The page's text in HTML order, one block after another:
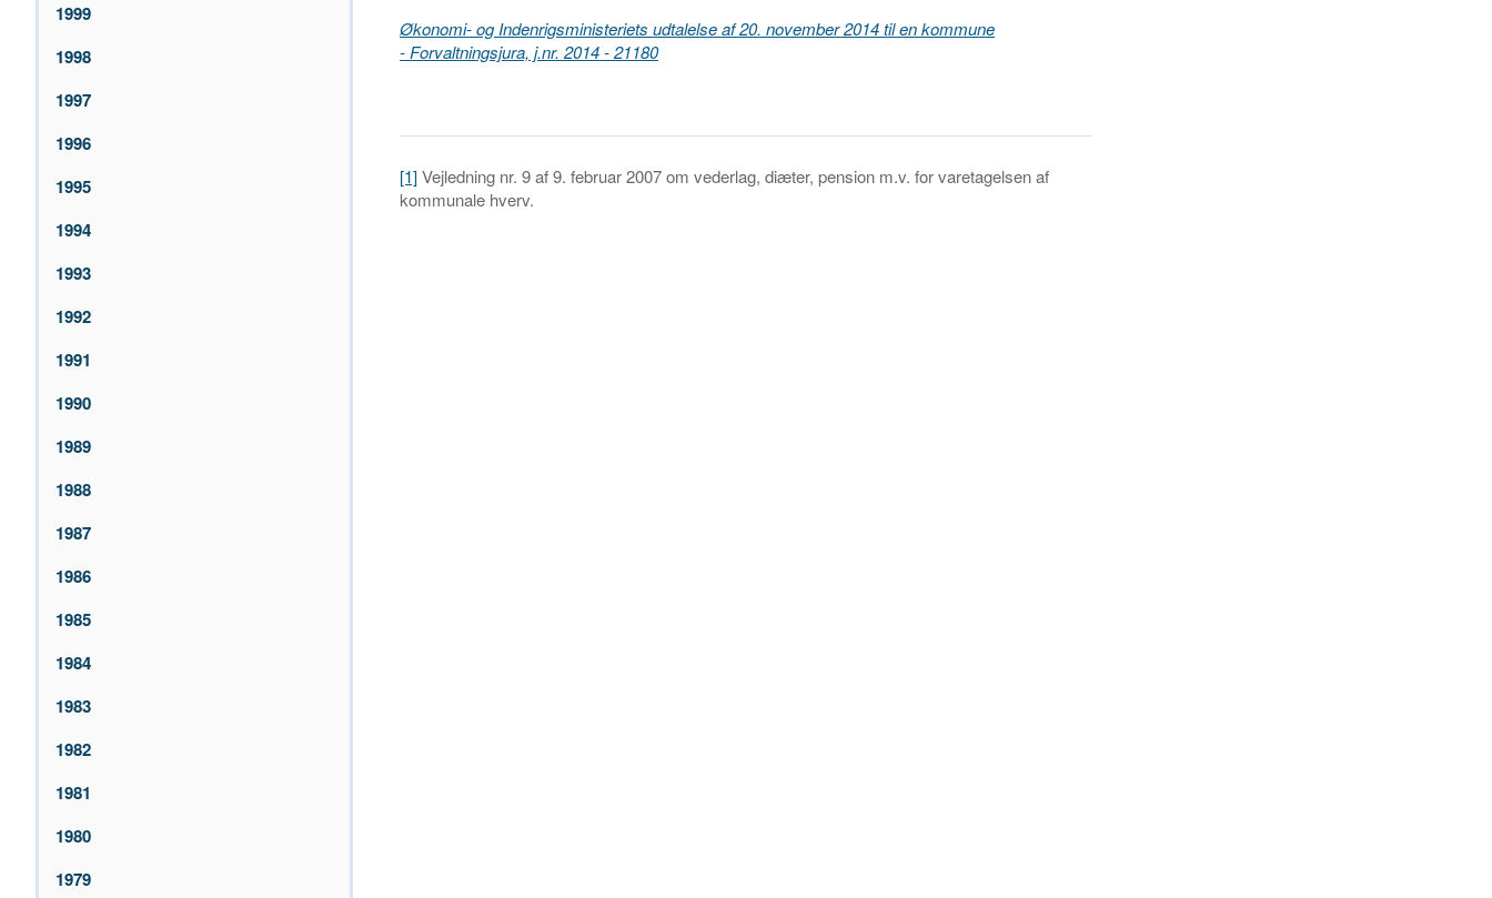
1999
1998
1997
1996
1995
1994
1993
1992
1991
1990
1989
1988
1987
1986
1985
1984
1983
1982
1981
1980
1979
Økonomi- og Indenrigsministeriets udtalelse af 20. november 2014 til en kommune
- Forvaltningsjura, j.nr. 2014 - 21180
[1]Vejledning nr. 9 af 9. februar 2007 om vederlag, diæter, pension m.v. for varetagelsen af
kommunale hverv.